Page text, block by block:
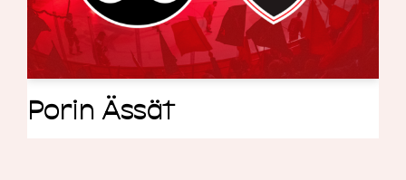
Porin Ässät